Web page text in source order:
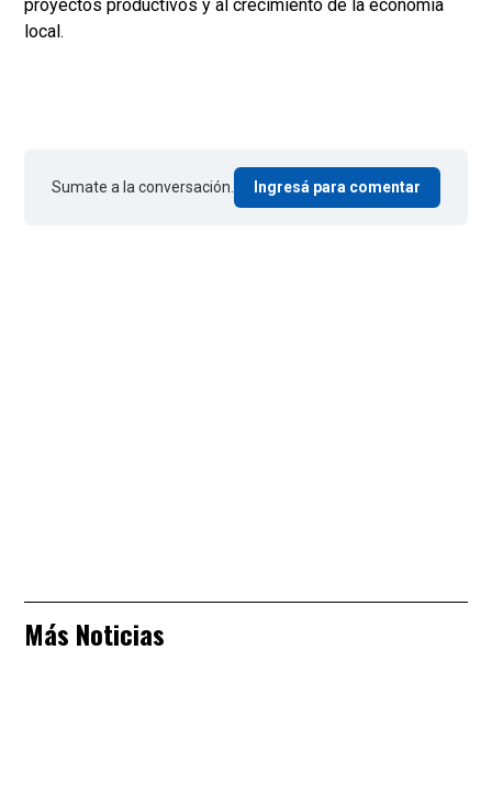
proyectos productivos y al crecimiento de la economía
local.
Sumate a la conversación. Ingresá para comentar
Más Noticias